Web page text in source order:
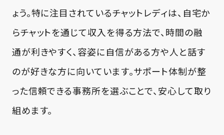
ょう。特に注目されているチャットレディは、自宅か
らチャットを通じて収入を得る方法で、時間の融
通が利きやすく、容姿に自信がある方や人と話す
のが好きな方に向いています。サポート体制が整
った信頼できる事務所を選ぶことで、安心して取り
組めます。